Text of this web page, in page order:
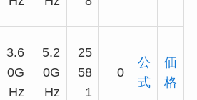
3.6
0G
Hz
5.2
0G
Hz
25
58
1
0
公
式
価
格